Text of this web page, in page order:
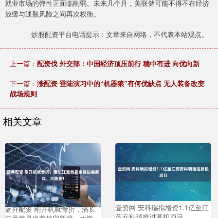
就业市场的弹性正面临削弱。未来几个月，美联储可能不得不在经济
放缓与通胀风险之间再次权衡。
炒股配资平台电话提示：文章来自网络，不代表本站观点。
上一篇： 配资伐 外交部：中国经济顶压前行 稳中有进 向优向新
下一篇： 涨配资 登陆演习中的“机器狼”有何优缺点 无人装备改变
战场规则
相关文章
蓝乔配资 刚开机就骨折，潘长
壹资网 安科瑞拟增资1.1亿至江